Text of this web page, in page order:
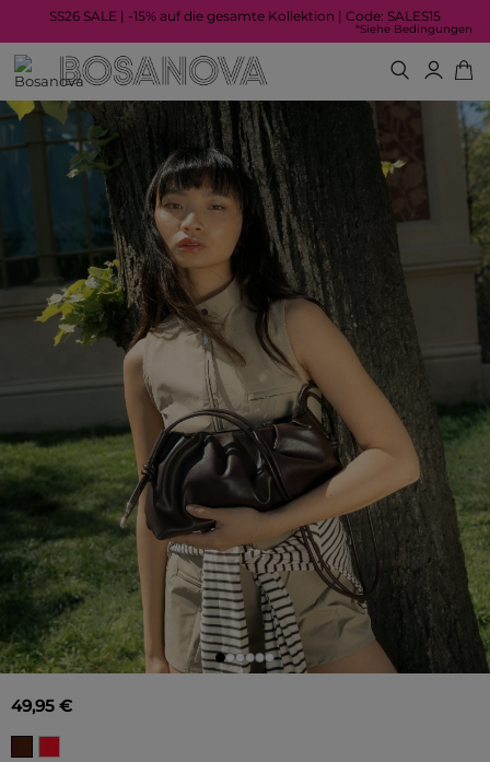
SS26 SALE | -15% auf die gesamte Kollektion | Code: SALES15
*Siehe Bedingungen
49,95 €